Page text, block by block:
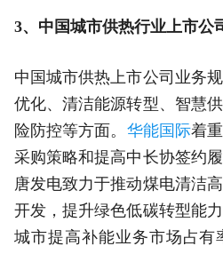
3、中国城市供热行业上市公
中国城市供热上市公司业务
优化、清洁能源转型、智慧
险防控等方面。 华能国际着
采购策略和提高中长协签约
唐发电致力于推动煤电清洁
开发，提升绿色低碳转型能
城市提高补能业务市场占有